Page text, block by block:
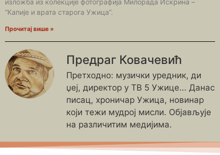
“Капије и врата старога Ужица”.
Прочитај више »
Предраг Ковачевић
Претходно: музички уредник, ди
џеј, директор у ТВ 5 Ужице... Данас
писац, хроничар Ужица, новинар
који тежи мудрој мисли. Објављује
на различитим медијима.